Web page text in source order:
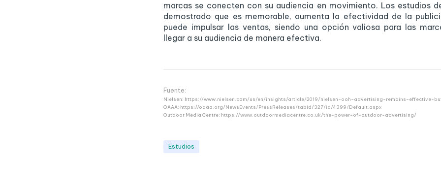
marcas se conecten con su audiencia en movimiento. Los estudios
demostrado que es memorable, aumenta la efectividad de la
puede impulsar las ventas, siendo una opción valiosa para las
llegar a su audiencia de manera efectiva.
Fuente:
Nielsen: https://www.nielsen.com/us/en/insights/article/2019/nielsen-ooh-advertising-remains-effective-
OAAA: https://oaaa.org/NewsEvents/PressReleases/tabid/327/id/4399/Default.aspx
Outdoor Media Centre: https://www.outdoormediacentre.co.uk/the-power-of-outdoor-advertising/
Estudios